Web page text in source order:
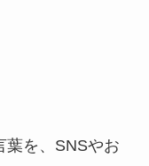
葉を、SNSやお